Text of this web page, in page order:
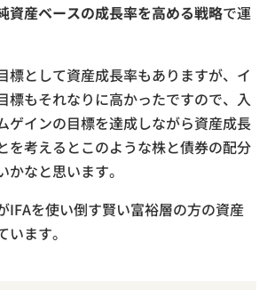
資産ベースの成長率を高める戦略で運
標として資産成長率もありますが、イ
標もそれなりに高かったですので、入
ゲインの目標を達成しながら資産成長
を考えるとこのような株と債券の配分
なと思います。
IFAを使い倒す賢い富裕層の方の資産
ます。